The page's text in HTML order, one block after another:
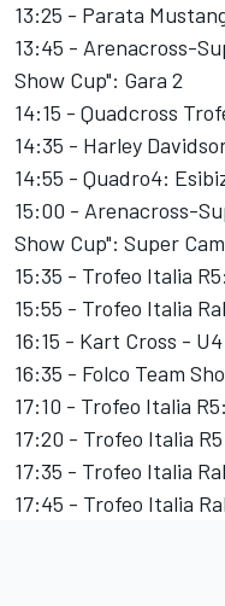
13:25 - Parata
13:45 - Arenacross-
Show Cup": Gara 2
14:15 - Quadcross
14:35 - Harley
14:55 - Quadro4:
15:00 - Arenacross-
Show Cup": Super
15:35 - Trofeo Italia
15:55 - Trofeo Italia
16:15 - Kart Cross -
16:35 - Folco Team
17:10 - Trofeo Italia
17:20 - Trofeo Italia
17:35 - Trofeo Italia
17:45 - Trofeo Italia